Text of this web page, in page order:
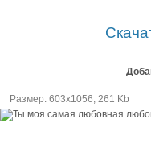
Размер: 603х1056, 261 Kb